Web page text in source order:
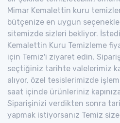
Mimar Kemalettin kuru
bütçenize en uygun
sitemizde sizleri bekliyor.
Kemalettin Kuru Temizleme
için Temiz'i ziyaret edin.
seçtiğiniz tarihte valelerimiz
alıyor, özel tesislerimizde
saat içinde ürünleriniz
Siparişinizi verdikten sonra
yapmak istiyorsanız Temiz